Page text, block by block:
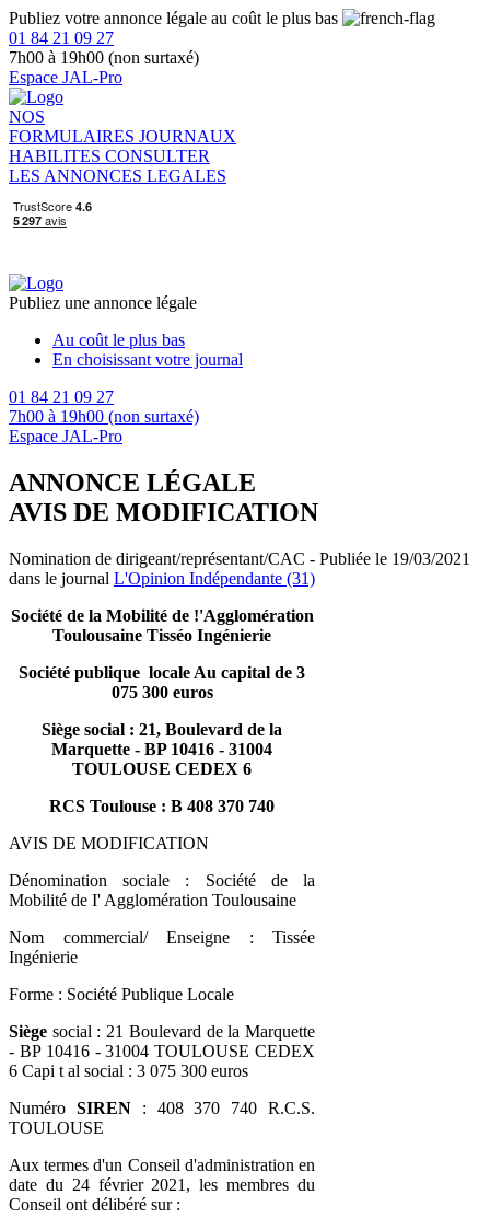
Publiez votre annonce légale au coût le plus bas
01 84 21 09 27
7h00 à 19h00 (non surtaxé)
Espace JAL-Pro
NOS
FORMULAIRES JOURNAUX
HABILITES CONSULTER
LES ANNONCES LEGALES
Publiez une annonce légale
Au coût le plus bas
En choisissant votre journal
01 84 21 09 27
7h00 à 19h00 (non surtaxé)
Espace JAL-Pro
ANNONCE LÉGALE
AVIS DE MODIFICATION
Nomination de dirigeant/représentant/CAC - Publiée le 19/03/2021
dans le journal L'Opinion Indépendante (31)
Société de la Mobilité de !'Agglomération
Toulousaine Tisséo Ingénierie
Société publique locale Au capital de 3
075 300 euros
Siège social : 21, Boulevard de la
Marquette - BP 10416 - 31004
TOULOUSE CEDEX 6
RCS Toulouse : B 408 370 740
AVIS DE MODIFICATION
Dénomination sociale : Société de la
Mobilité de I' Agglomération Toulousaine
Nom commercial/ Enseigne : Tissée
Ingénierie
Forme : Société Publique Locale
Siège social : 21 Boulevard de la Marquette
- BP 10416 - 31004 TOULOUSE CEDEX
6 Capi t al social : 3 075 300 euros
Numéro SIREN : 408 370 740 R.C.S.
TOULOUSE
Aux termes d'un Conseil d'administration en
date du 24 février 2021, les membres du
Conseil ont délibéré sur :